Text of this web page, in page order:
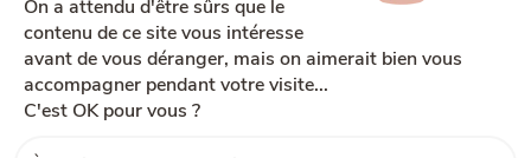
Plan du site Aide et accessibilité